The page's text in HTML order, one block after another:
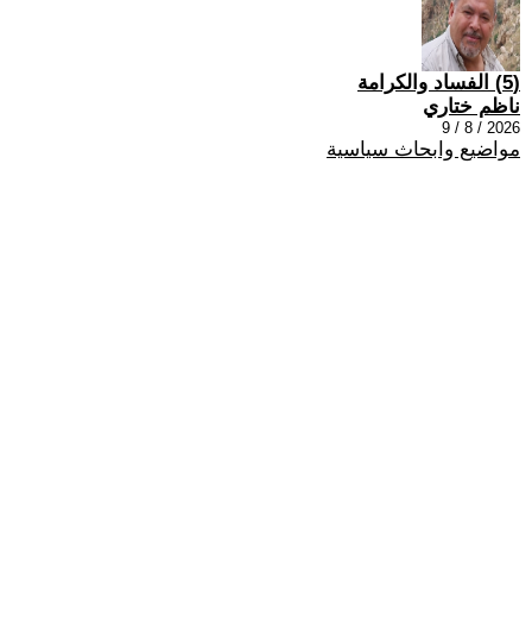
(5) الفساد والكرامة
ناظم ختاري
2026 / 8 / 9
مواضيع وابحاث سياسية